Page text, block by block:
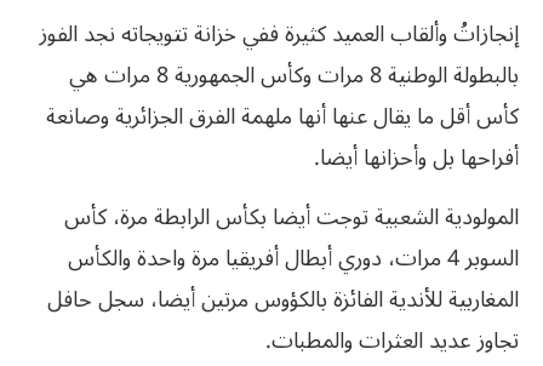
إنجازاتُ وألقاب العميد كثيرة ففي خزانة تتويجاته نجد الفوز
بالبطولة الوطنية 8 مرات وكأس الجمهورية 8 مرات هي
كأس أقل ما يقال عنها أنها ملهمة الفرق الجزائرية وصانعة
أفراحها بل وأحزانها أيضا.
المولودية الشعبية توجت أيضا بكأس الرابطة مرة، كأس
السوبر 4 مرات، دوري أبطال أفريقيا مرة واحدة والكأس
المغاربية للأندية الفائزة بالكؤوس مرتين أيضا، سجل حافل
تجاوز عديد العثرات والمطبات.